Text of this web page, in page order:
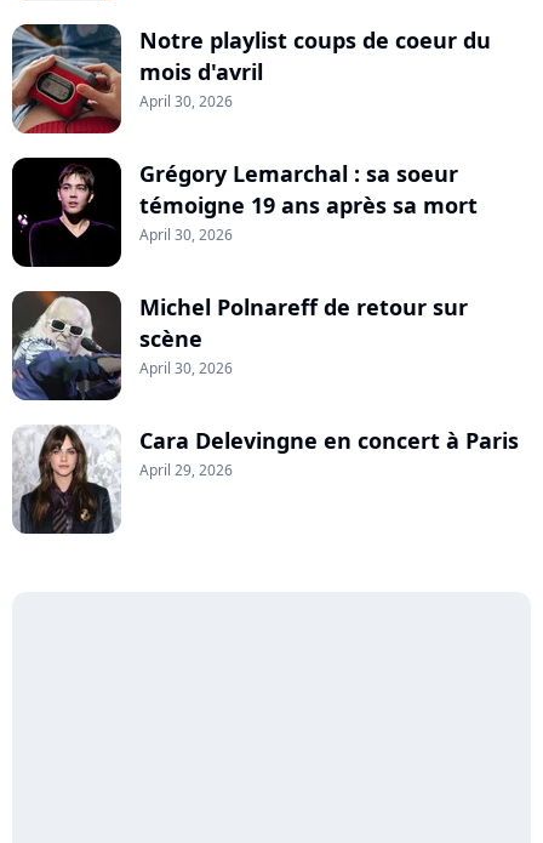
Notre playlist coups de coeur du
mois d'avril
April 30, 2026
Grégory Lemarchal : sa soeur
témoigne 19 ans après sa mort
April 30, 2026
Michel Polnareff de retour sur
scène
April 30, 2026
Cara Delevingne en concert à Paris
April 29, 2026